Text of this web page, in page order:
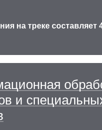
на треке составляет
и